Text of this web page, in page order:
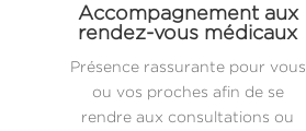
Accompagnement aux
rendez-vous médicaux
Présence rassurante pour vous
ou vos proches afin de se
rendre aux consultations ou